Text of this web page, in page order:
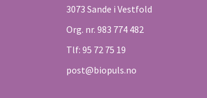
3073 Sande i Vestfold
Org. nr. 983 774 482
Tlf: 95 72 75 19
post@biopuls.no